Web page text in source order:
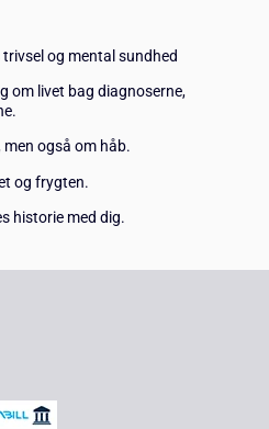
trivsel og mental sundhed
om livet bag diagnoserne,
også om håb.
og frygten.
historie med dig.